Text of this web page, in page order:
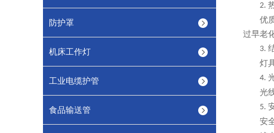
防护罩
机床工作灯
工业电缆护管
食品输送管
2.
优
过早老
3.
灯
4.
光
5.
安